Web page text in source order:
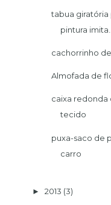
tabua giratória
pintura imita...
cachorrinho
Almofada de
caixa redonda
tecido
puxa-saco de
carro
► 2013 (3)